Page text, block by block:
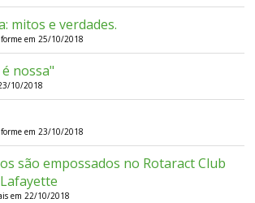
mitos e verdades.
em 25/10/2018
nossa"
10/2018
em 23/10/2018
são empossados no Rotaract Club
em 22/10/2018